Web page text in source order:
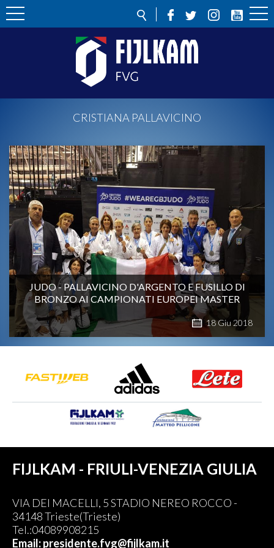
CRISTIANA PALLAVICINO
JUDO - PALLAVICINO D'ARGENTO E FUSILLO DI
BRONZO AI CAMPIONATI EUROPEI MASTER
18Giu 2018
FIJLKAM - FRIULI-VENEZIA GIULIA
VIA DEI MACELLI, 5 STADIO NEREO ROCCO -
34148 Trieste(Trieste)
Tel.:04089908215
Email: presidente.fvg@fijlkam.it